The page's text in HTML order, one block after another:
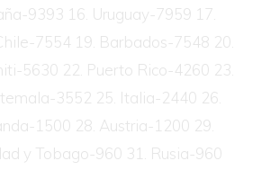
9393 16. Uruguay-7959 17.
7554 19. Barbados-7548 20.
5630 22. Puerto Rico-4260 23.
3552 25. Italia-2440 26.
1500 28. Austria-1200 29.
y Tobago-960 31. Rusia-960